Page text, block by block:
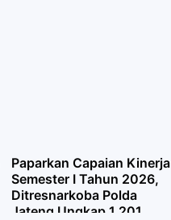
Paparkan Capaian Kinerja
Semester I Tahun 2026,
Ditresnarkoba Polda
Jateng Ungkap 1.201